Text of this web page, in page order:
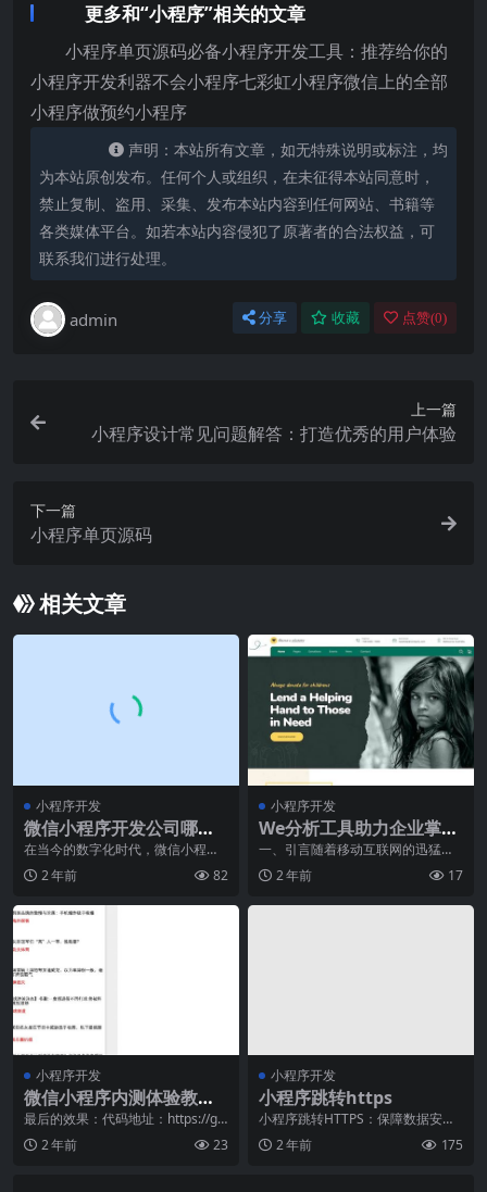
更多和“小程序”相关的文章
小程序单页源码必备小程序开发工具：推荐给你的
小程序开发利器不会小程序七彩虹小程序微信上的全部
小程序做预约小程序
声明：本站所有文章，如无特殊说明或标注，均
为本站原创发布。任何个人或组织，在未征得本站同意时，
禁止复制、盗用、采集、发布本站内容到任何网站、书籍等
各类媒体平台。如若本站内容侵犯了原著者的合法权益，可
联系我们进行处理。
admin 分享 收藏 点赞(0)
上一篇
小程序设计常见问题解答：打造优秀的用户体验
下一篇
小程序单页源码
相关文章
小程序开发
微信小程序开发公司哪家
好？深度实力大解析！
在当今的数字化时代，微信小程序
已经成为了各行各业的重要工具。
无论是电商、餐饮、教
2 年前 82
小程序开发
We分析工具助力企业掌握
微信大数据
一、引言随着移动互联网的迅猛发
展，微信已经成为企业与用户沟通
的重要桥梁，同时也是
2 年前 17
小程序开发
微信小程序内测体验教
程：列表的上拉加载和下
拉刷新的实现...
最后的效果：代码地址：https://git
hub.com/lidong1665
2 年前 23
小程序开发
小程序跳转https
小程序跳转HTTPS：保障数据安
全，打造用户信任随着移动互联网
的蓬勃发展，小程序
2 年前 175